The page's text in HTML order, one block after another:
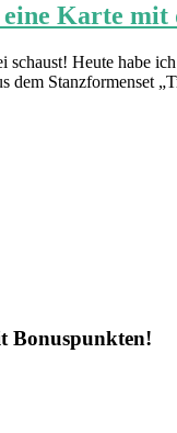
Karte
Heute habe
dem Stanzformenset
Bonuspunkten!